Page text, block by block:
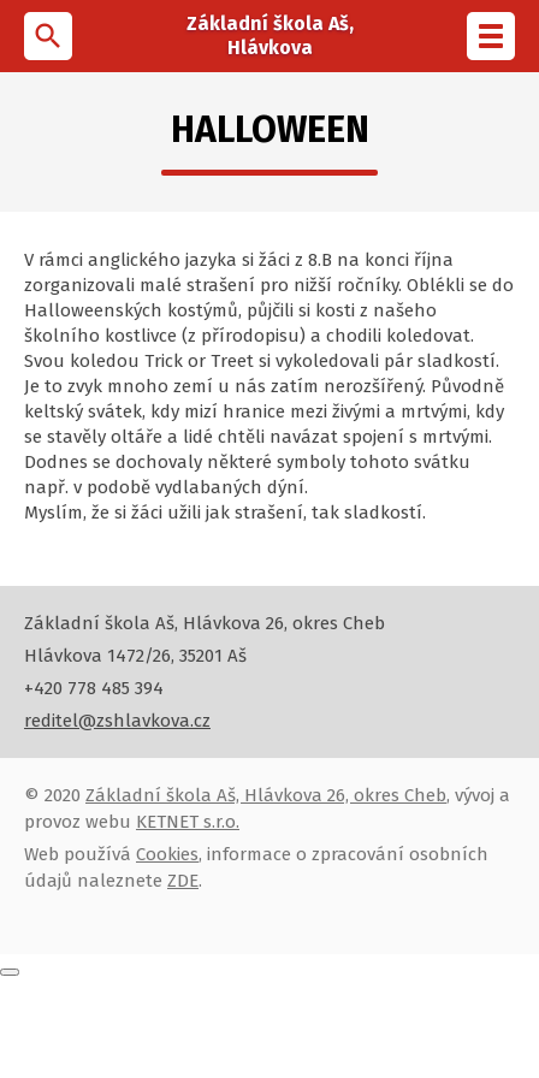
search
Základní škola Aš,
Hlávkova
HALLOWEEN
V rámci anglického jazyka si žáci z 8.B na konci října
zorganizovali malé strašení pro nižší ročníky. Oblékli se do
Halloweenských kostýmů, půjčili si kosti z našeho
školního kostlivce (z přírodopisu) a chodili koledovat.
Svou koledou Trick or Treet si vykoledovali pár sladkostí.
Je to zvyk mnoho zemí u nás zatím nerozšířený. Původně
keltský svátek, kdy mizí hranice mezi živými a mrtvými, kdy
se stavěly oltáře a lidé chtěli navázat spojení s mrtvými.
Dodnes se dochovaly některé symboly tohoto svátku
např. v podobě vydlabaných dýní.
Myslím, že si žáci užili jak strašení, tak sladkostí.
Základní škola Aš, Hlávkova 26, okres Cheb
Hlávkova 1472/26, 35201 Aš
+420 778 485 394
reditel@zshlavkova.cz
© 2020 Základní škola Aš, Hlávkova 26, okres Cheb, vývoj a
provoz webu KETNET s.r.o.
Web používá Cookies, informace o zpracování osobních
údajů naleznete ZDE.